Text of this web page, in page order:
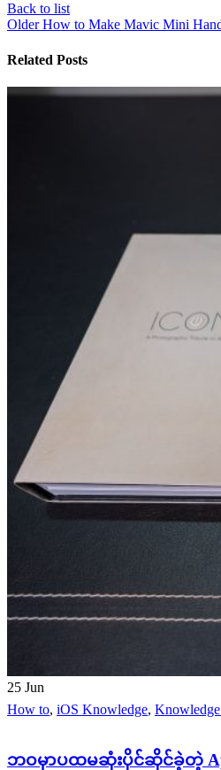
Back to list
Older How to Make Mavic Mini
Related Posts
25 Jun
How to, iOS Knowledge,
ဘဝမှာပထမဆုံးပိုင်ဆိုင်ခဲ့တဲ့